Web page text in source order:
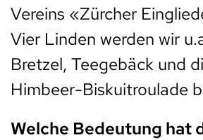
Vereins «Zürcher
Vier Linden werden wir
Bretzel, Teegebäck und
Himbeer-Biskuitroulade
Welche Bedeutung hat